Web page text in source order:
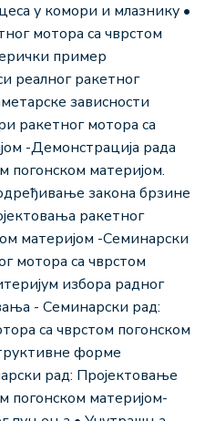
у комори и млазнику •
мотора са чврстом
пример
реалног ракетног
зависности
ракетног мотора са
-Демонстрација рада
погонском материјом.
закона брзине
ракетног
материјом -Семинарски
мотора са чврстом
избора радног
- Семинарски рад:
са чврстом погонском
форме
рад: Пројектовање
погонском материјом-